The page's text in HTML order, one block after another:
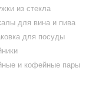
из стекла
для вина и пива
для посуды
и кофейные пары